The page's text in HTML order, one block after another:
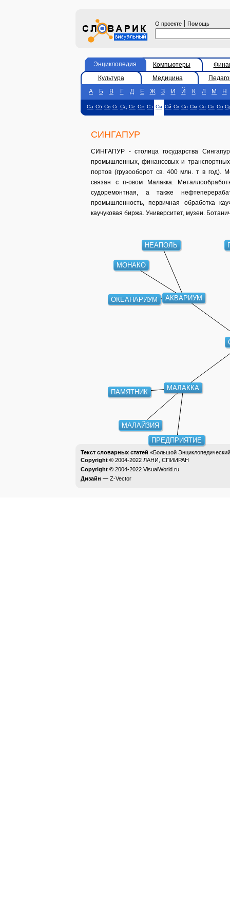
О проекте | Помощь
Энциклопедия Компьютеры
Культура
Медицина
А
Б В Г Д Е Ж З И Й К Л М Н
Са Сб Св Сг Сд Се Сж Сз Си Сй Ск Сл См Сн Со Сп
СИНГАПУР
СИНГАПУР - столица государства
промышленных, финансовых и
портов (грузооборот св. 400 млн. т в год).
связан с п-овом Малакка.
судоремонтная, а также
промышленность, первичная обработка
каучуковая биржа. Университет, музеи.
АКВАРИУМ
МАЛАККА
ОКЕАНАРИУМ
МОНАКО
НЕАПОЛЬ
МАЛАЙЗИЯ
ПАМЯТНИК
ПРЕДПРИЯТИЕ
Текст словарных статей «Большой
Copyright © 2004-2022 ЛАНИ, СПИИРАН
Copyright © 2004-2022 VisualWorld.ru
Дизайн — Z-Vector